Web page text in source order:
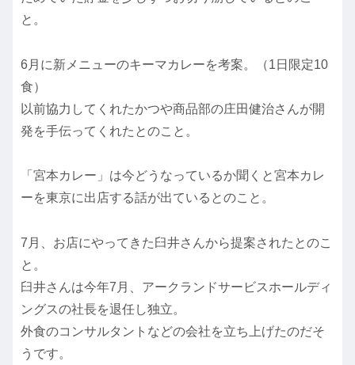
と。
6月に新メニューのキーマカレーを考案。（1日限定10
食）
以前協力してくれたかつや商品部の庄田健治さんが開
発を手伝ってくれたとのこと。
「宮本カレー」は今どうなっているか聞くと宮本カレ
ーを東京に出店する話が出ているとのこと。
7月、お店にやってきた臼井さんから提案されたとのこ
と。
臼井さんは今年7月、アークランドサービスホールディ
ングスの社長を退任し独立。
外食のコンサルタントなどの会社を立ち上げたのだそ
うです。